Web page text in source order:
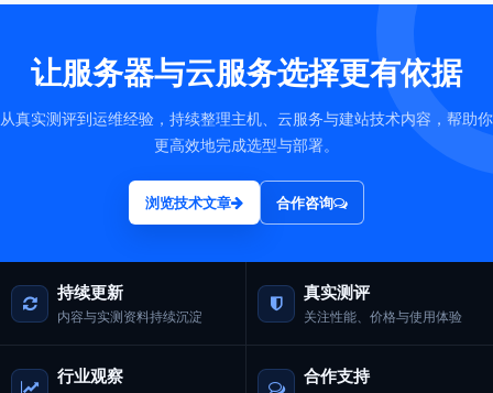
让服务器与云服务选择更有依据
从真实测评到运维经验，持续整理主机、云服务与建站技术内容，帮助你
更高效地完成选型与部署。
浏览技术文章 合作咨询
持续更新
内容与实测资料持续沉淀
真实测评
关注性能、价格与使用体验
行业观察 合作支持